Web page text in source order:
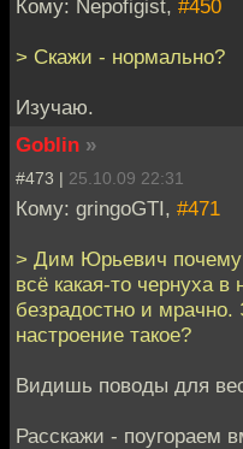
Кому: Nepofigist, #450
> Скажи - нормально?
Изучаю.
Goblin »
#473 | 25.10.09 22:31
Кому: gringoGTI, #471
> Дим Юрьевич почему
всё какая-то чернуха в
безрадостно и
настроение такое?
Видишь поводы для
Расскажи - поугораем